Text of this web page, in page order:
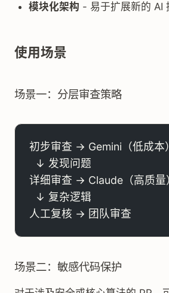
模块化架构 - 易于扩展新的 AI
使用场景
场景一：分层审查策略
初步审查 → Gemini（低成本）
  ↓ 发现问题
详细审查 → Claude（高质量
  ↓ 复杂逻辑
人工复核 → 团队审查
场景二：敏感代码保护